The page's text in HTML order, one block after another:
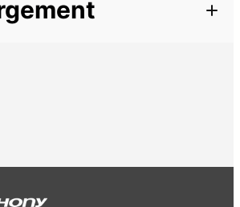
mâle mono / Jack mâle mono